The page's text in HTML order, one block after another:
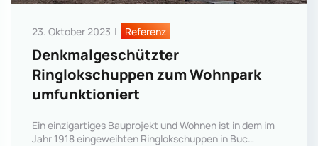
23. Oktober 2023 | Referenz
Denkmalgeschützter
Ringlokschuppen zum Wohnpark
umfunktioniert
Ein einzigartiges Bauprojekt und Wohnen ist in dem im
Jahr 1918 eingeweihten Ringlokschuppen in Buc…